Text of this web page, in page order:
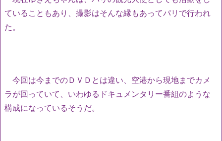
ていることもあり、撮影はそんな縁もあってパリで行われ
た。
今回は今までのＤＶＤとは違い、空港から現地までカメ
ラが回っていて、いわゆるドキュメンタリー番組のような
構成になっているそうだ。